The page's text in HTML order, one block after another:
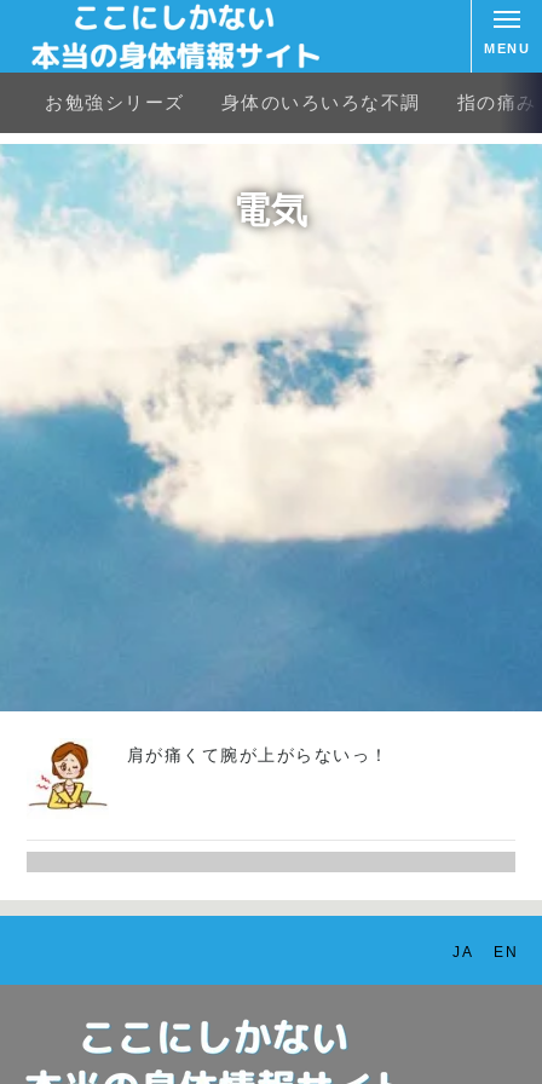
MENU
お勉強シリーズ 身体のいろいろな不調 指の痛み
電気
肩が痛くて腕が上がらないっ！
EN
JA